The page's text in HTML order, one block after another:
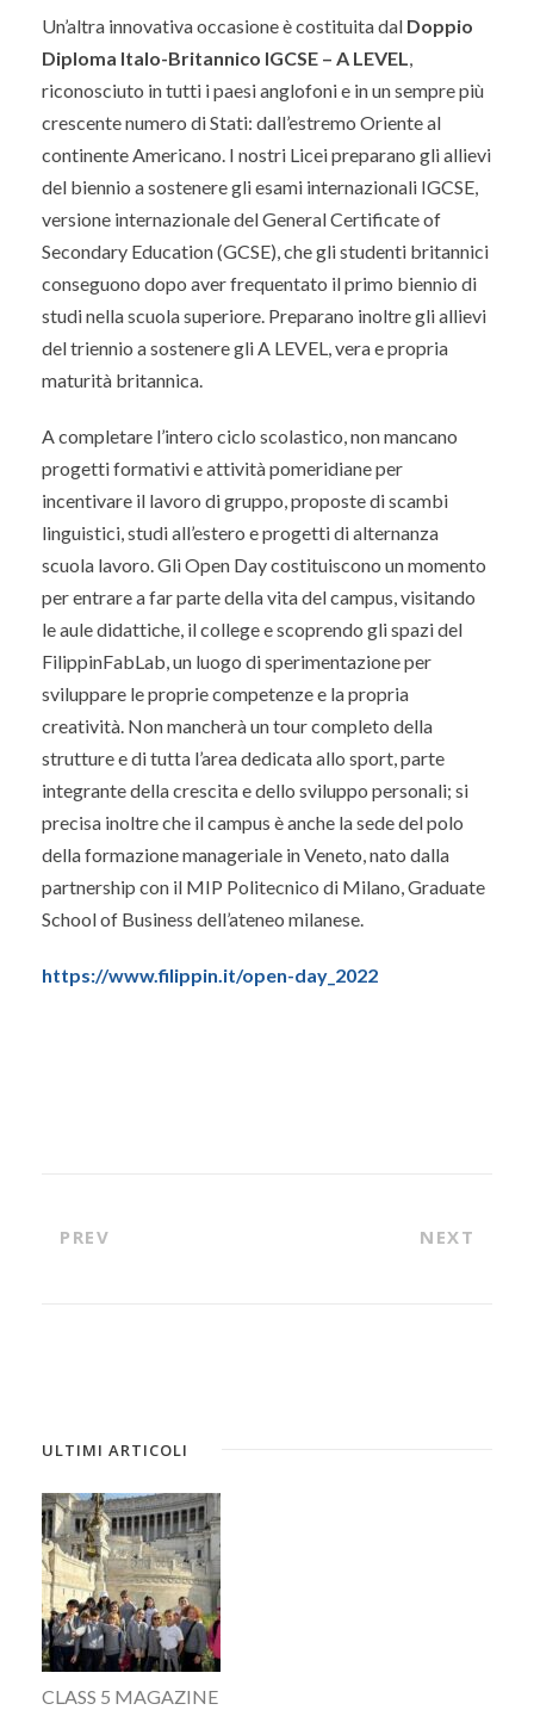
Un’altra innovativa occasione è costituita dal Doppio
Diploma Italo-Britannico IGCSE – A LEVEL,
riconosciuto in tutti i paesi anglofoni e in un sempre più
crescente numero di Stati: dall’estremo Oriente al
continente Americano. I nostri Licei preparano gli allievi
del biennio a sostenere gli esami internazionali IGCSE,
versione internazionale del General Certificate of
Secondary Education (GCSE), che gli studenti britannici
conseguono dopo aver frequentato il primo biennio di
studi nella scuola superiore. Preparano inoltre gli allievi
del triennio a sostenere gli A LEVEL, vera e propria
maturità britannica.
A completare l’intero ciclo scolastico, non mancano
progetti formativi e attività pomeridiane per
incentivare il lavoro di gruppo, proposte di scambi
linguistici, studi all’estero e progetti di alternanza
scuola lavoro. Gli Open Day costituiscono un momento
per entrare a far parte della vita del campus, visitando
le aule didattiche, il college e scoprendo gli spazi del
FilippinFabLab, un luogo di sperimentazione per
sviluppare le proprie competenze e la propria
creatività. Non mancherà un tour completo della
strutture e di tutta l’area dedicata allo sport, parte
integrante della crescita e dello sviluppo personali; si
precisa inoltre che il campus è anche la sede del polo
della formazione manageriale in Veneto, nato dalla
partnership con il MIP Politecnico di Milano, Graduate
School of Business dell’ateneo milanese.
https://www.filippin.it/open-day_2022
PREV NEXT
ULTIMI ARTICOLI
CLASS 5 MAGAZINE